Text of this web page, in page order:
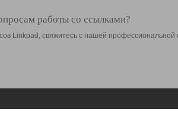
работы со ссылками?
Linkpad, свяжитесь с нашей